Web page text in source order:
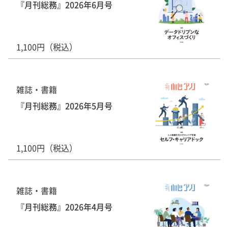
『月刊総務』2026年6月号
1,100円（税込）
雑誌・書籍
『月刊総務』2026年5月号
1,100円（税込）
雑誌・書籍
『月刊総務』2026年4月号